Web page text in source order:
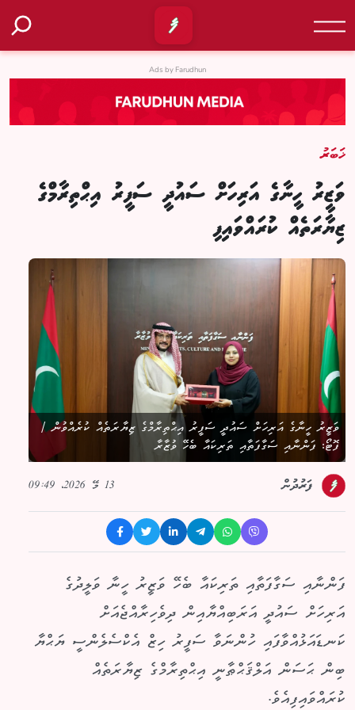
Ads by Farudhun
ޚަބަރު
ވަޒީރު ހީނާގެ އަރިހަށް ސައުދީ ސަފީރު އިޙްތިރާމްގެ
ޒިޔާރަތެއް ކުރައްވައިފި
ވަޒީރު ހީނާގެ އަރިހަށް ސައުދީ ސަފީރު އިޙްތިރާމްގެ ޒިޔާރަތެއް ކުރެއްވުން /
ފޮޓޯ: ފަންނާއި ސަގާފަތާއި ތަރިކައާ ބެހޭ ވުޒާރާ
ފަރުދުން 13 މޭ 2026، 09:49
ފަންނާއި ސަގާފަތާއި ތަރިކައާ ބެހޭ ވަޒީރު ހީނާ ވަލީދުގެ
އަރިހަށް ސައުދީ އަރަބިއްޔާއިން ދިވެހިރާއްޖެއަށް
ކަނޑައަޅުއްވާފައި ހުންނަވާ ސަފީރު ހިޒް އެކްސެލެންސީ ޔަޙްޔާ
ބިން ޙަސަން އަލްޤަޙްޠާނީ އިޙްތިރާމްގެ ޒިޔާރަތެއް
ކުރައްވައިފިއެވެ.